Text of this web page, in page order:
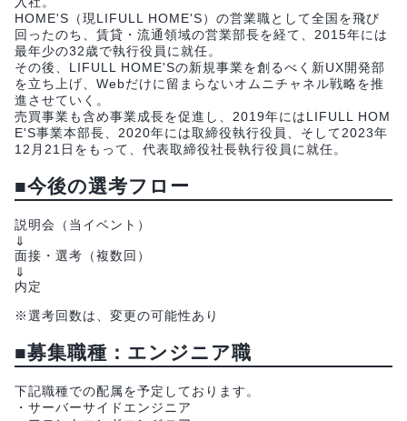
HOME'S（現LIFULL HOME'S）の営業職として全国を飛び
回ったのち、賃貸・流通領域の営業部長を経て、2015年には
最年少の32歳で執行役員に就任。
その後、LIFULL HOME'Sの新規事業を創るべく新UX開発部
を立ち上げ、Webだけに留まらないオムニチャネル戦略を推
進させていく。
売買事業も含め事業成長を促進し、2019年にはLIFULL HOM
E'S事業本部長、2020年には取締役執行役員、そして2023年
12月21日をもって、代表取締役社長執行役員に就任。
■今後の選考フロー
説明会（当イベント）
⇓
面接・選考（複数回）
⇓
内定
※選考回数は、変更の可能性あり
■募集職種：エンジニア職
下記職種での配属を予定しております。
・サーバーサイドエンジニア